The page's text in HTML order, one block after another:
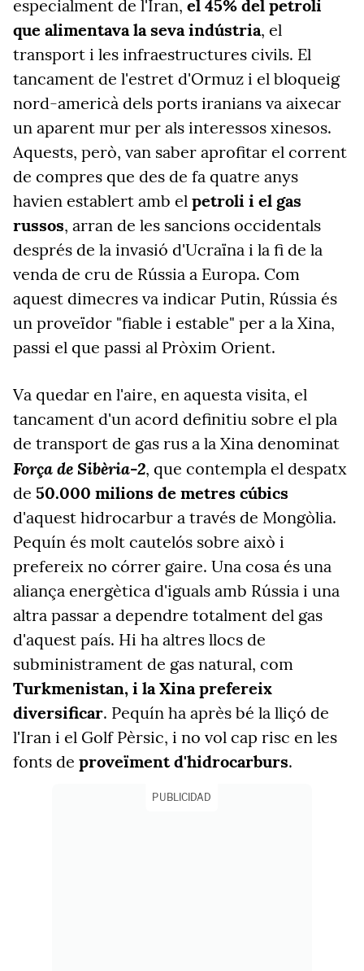
especialment de l'Iran, el 45% del petroli
que alimentava la seva indústria, el
transport i les infraestructures civils. El
tancament de l'estret d'Ormuz i el bloqueig
nord-americà dels ports iranians va aixecar
un aparent mur per als interessos xinesos.
Aquests, però, van saber aprofitar el corrent
de compres que des de fa quatre anys
havien establert amb el petroli i el gas
russos, arran de les sancions occidentals
després de la invasió d'Ucraïna i la fi de la
venda de cru de Rússia a Europa. Com
aquest dimecres va indicar Putin, Rússia és
un proveïdor "fiable i estable" per a la Xina,
passi el que passi al Pròxim Orient.
Va quedar en l'aire, en aquesta visita, el
tancament d'un acord definitiu sobre el pla
de transport de gas rus a la Xina denominat
Força de Sibèria-2, que contempla el despatx
de 50.000 milions de metres cúbics
d'aquest hidrocarbur a través de Mongòlia.
Pequín és molt cautelós sobre això i
prefereix no córrer gaire. Una cosa és una
aliança energètica d'iguals amb Rússia i una
altra passar a dependre totalment del gas
d'aquest país. Hi ha altres llocs de
subministrament de gas natural, com
Turkmenistan, i la Xina prefereix
diversificar. Pequín ha après bé la lliçó de
l'Iran i el Golf Pèrsic, i no vol cap risc en les
fonts de proveïment d'hidrocarburs.
PUBLICIDAD